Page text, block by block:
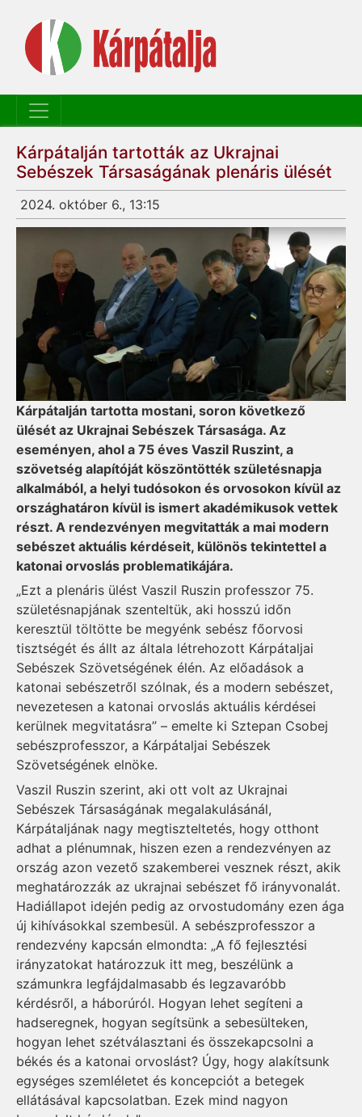
Kárpátalján tartották az Ukrajnai
Sebészek Társaságának plenáris ülését
2024. október 6., 13:15
Kárpátalján tartotta mostani, soron következő
ülését az Ukrajnai Sebészek Társasága. Az
eseményen, ahol a 75 éves Vaszil Ruszint, a
szövetség alapítóját köszöntötték születésnapja
alkalmából, a helyi tudósokon és orvosokon kívül az
országhatáron kívül is ismert akadémikusok vettek
részt. A rendezvényen megvitatták a mai modern
sebészet aktuális kérdéseit, különös tekintettel a
katonai orvoslás problematikájára.
„Ezt a plenáris ülést Vaszil Ruszin professzor 75.
születésnapjának szenteltük, aki hosszú időn
keresztül töltötte be megyénk sebész főorvosi
tisztségét és állt az általa létrehozott Kárpátaljai
Sebészek Szövetségének élén. Az előadások a
katonai sebészetről szólnak, és a modern sebészet,
nevezetesen a katonai orvoslás aktuális kérdései
kerülnek megvitatásra” – emelte ki Sztepan Csobej
sebészprofesszor, a Kárpátaljai Sebészek
Szövetségének elnöke.
Vaszil Ruszin szerint, aki ott volt az Ukrajnai
Sebészek Társaságának megalakulásánál,
Kárpátaljának nagy megtiszteltetés, hogy otthont
adhat a plénumnak, hiszen ezen a rendezvényen az
ország azon vezető szakemberei vesznek részt, akik
meghatározzák az ukrajnai sebészet fő irányvonalát.
Hadiállapot idején pedig az orvostudomány ezen ága
új kihívásokkal szembesül. A sebészprofesszor a
rendezvény kapcsán elmondta: „A fő fejlesztési
irányzatokat határozzuk itt meg, beszélünk a
számunkra legfájdalmasabb és legzavaróbb
kérdésről, a háborúról. Hogyan lehet segíteni a
hadseregnek, hogyan segítsünk a sebesülteken,
hogyan lehet szétválasztani és összekapcsolni a
békés és a katonai orvoslást? Úgy, hogy alakítsunk
egységes szemléletet és koncepciót a betegek
ellátásával kapcsolatban. Ezek mind nagyon